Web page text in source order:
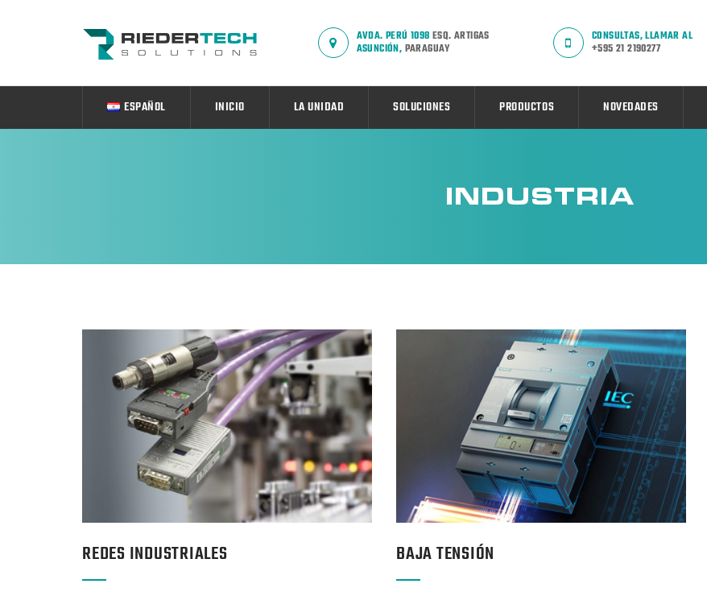
AVDA. PERÚ 1098 ESQ. ARTIGAS
ASUNCIÓN, PARAGUAY
CONSULTAS, LLAMAR AL
+595 21 2190277
ESPAÑOL INICIO LA UNIDAD SOLUCIONES PRODUCTOS NOVEDADES
INDUSTRIA
REDES INDUSTRIALES BAJA TENSIÓN